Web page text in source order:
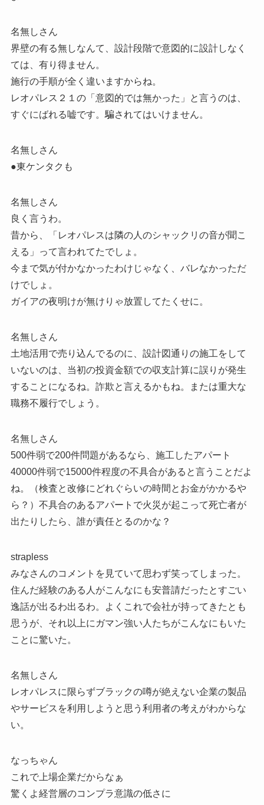
名無しさん
界壁の有る無しなんて、設計段階で意図的に設計しなく
ては、有り得ません。
施行の手順が全く違いますからね。
レオパレス２１の「意図的では無かった」と言うのは、
すぐにばれる嘘です。騙されてはいけません。
名無しさん
●東ケンタクも
名無しさん
良く言うわ。
昔から、「レオパレスは隣の人のシャックリの音が聞こ
える」って言われてたでしょ。
今まで気が付かなかったわけじゃなく、バレなかっただ
けでしょ。
ガイアの夜明けが無けりゃ放置してたくせに。
名無しさん
土地活用で売り込んでるのに、設計図通りの施工をして
いないのは、当初の投資金額での収支計算に誤りが発生
することになるね。詐欺と言えるかもね。または重大な
職務不履行でしょう。
名無しさん
500件弱で200件問題があるなら、施工したアパート
40000件弱で15000件程度の不具合があると言うことだよ
ね。（検査と改修にどれぐらいの時間とお金がかかるや
ら？）不具合のあるアパートで火災が起こって死亡者が
出たりしたら、誰が責任とるのかな？
strapless
みなさんのコメントを見ていて思わず笑ってしまった。
住んだ経験のある人がこんなにも安普請だったとすごい
逸話が出るわ出るわ。よくこれで会社が持ってきたとも
思うが、それ以上にガマン強い人たちがこんなにもいた
ことに驚いた。
名無しさん
レオパレスに限らずブラックの噂が絶えない企業の製品
やサービスを利用しようと思う利用者の考えがわからな
い。
なっちゃん
これで上場企業だからなぁ
驚くよ経営層のコンプラ意識の低さに